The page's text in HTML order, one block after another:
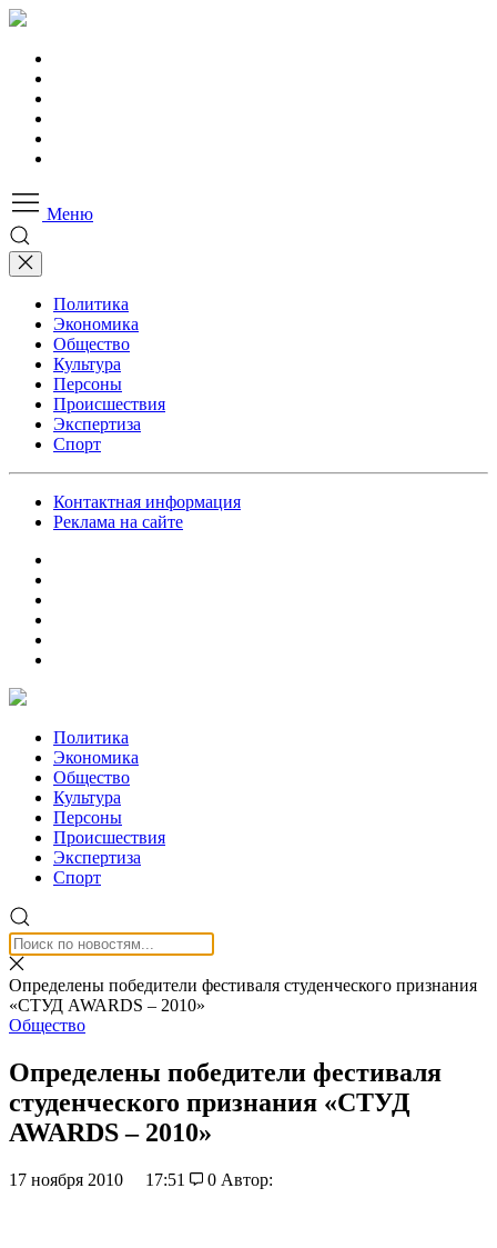
Меню
Политика
Экономика
Общество
Культура
Персоны
Происшествия
Экспертиза
Спорт
Контактная информация
Реклама на сайте
Политика
Экономика
Общество
Культура
Персоны
Происшествия
Экспертиза
Спорт
Определены победители фестиваля студенческого признания
«СТУД AWARDS – 2010»
Общество
Определены победители фестиваля
студенческого признания «СТУД
AWARDS – 2010»
17 ноября 2010 17:51 0 Автор: